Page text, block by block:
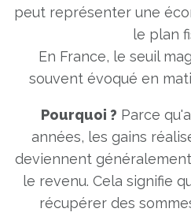
peut représenter une
le plan
En France, le seuil
souvent évoqué en
Pourquoi ? Parce
années, les gains
deviennent
le revenu. Cela signifie
récupérer des